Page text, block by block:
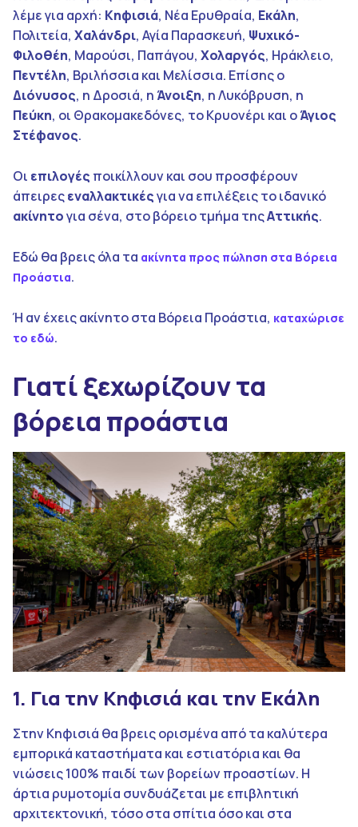
λέμε για αρχή: Κηφισιά, Νέα Ερυθραία, Εκάλη,
Πολιτεία, Χαλάνδρι, Αγία Παρασκευή, Ψυχικό-
Φιλοθέη, Μαρούσι, Παπάγου, Χολαργός, Ηράκλειο,
Πεντέλη, Βριλήσσια και Μελίσσια. Επίσης ο
Διόνυσος, η Δροσιά, ηΆνοιξη, η Λυκόβρυση, η
Πεύκη, οι Θρακομακεδόνες, το Κρυονέρι και οΆγιος
Στέφανος.
Οι επιλογές ποικίλλουν και σου προσφέρουν
άπειρεςεναλλακτικέςγια να επιλέξεις το ιδανικό
ακίνητογια σένα, στο βόρειο τμήμα τηςΑττικής.
Εδώ θα βρεις όλα τα ακίνητα προς πώληση στα Βόρεια
Προάστια.
Ή αν έχεις ακίνητο στα Βόρεια Προάστια, καταχώρισε
το εδώ.
Γιατί ξεχωρίζουν τα
βόρεια προάστια
1. Για την Κηφισιά και την Εκάλη
Στην Κηφισιά θα βρεις ορισμένα από τα καλύτερα
εμπορικά καταστήματα και εστιατόρια και θα
νιώσεις 100% παιδί των βορείων προαστίων. Η
άρτια ρυμοτομία συνδυάζεται με επιβλητική
αρχιτεκτονική, τόσο στα σπίτια όσο και στα